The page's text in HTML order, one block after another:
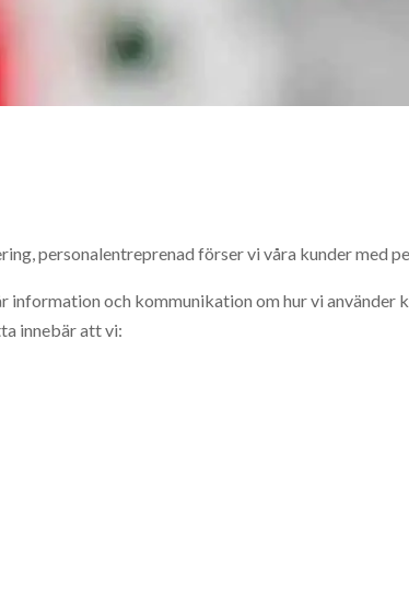
personalentreprenad förser vi våra kunder med
information och kommunikation om hur vi
innebär att vi: